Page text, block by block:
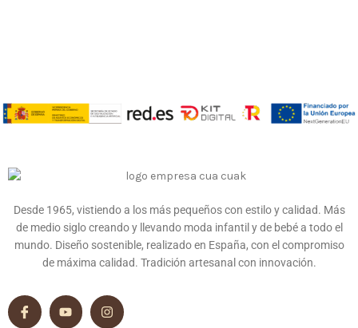
Desde 1965, vistiendo a los más pequeños con estilo y calidad. Más
de medio siglo creando y llevando moda infantil y de bebé a todo el
mundo. Diseño sostenible, realizado en España, con el compromiso
de máxima calidad. Tradición artesanal con innovación.